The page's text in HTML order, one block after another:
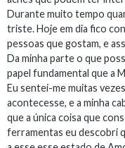
Durante muito tempo
triste. Hoje em dia fico
pessoas que gostam, e
Da minha parte o que
papel fundamental que a
Eu sentei-me muitas
acontecesse, e a minha
que a única coisa que
ferramentas eu descobri